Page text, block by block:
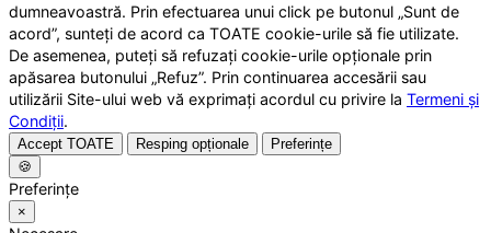
dumneavoastră. Prin efectuarea unui click pe butonul „Sunt de
acord”, sunteți de acord ca TOATE cookie-urile să fie utilizate.
De asemenea, puteți să refuzați cookie-urile opționale prin
apăsarea butonului „Refuz”. Prin continuarea accesării sau
utilizării Site-ului web vă exprimați acordul cu privire la Termeni și
Condiții.
Accept TOATE Resping opționale
Preferințe
🍪
Preferințe
×